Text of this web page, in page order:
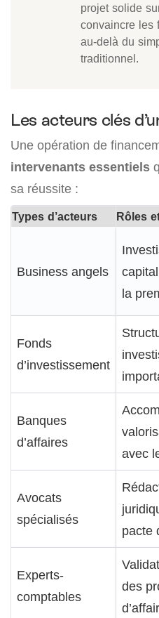
projet solide
convaincre les
au-delà du
traditionnel.
Les acteurs clés
Une opération de
intervenants essentiels
sa réussite :
Types d’acteurs Rôles
Business angels
la
Fonds
d’investissement
Banques
d’affaires
avec
Avocats
spécialisés
pacte
Experts-
comptables
des